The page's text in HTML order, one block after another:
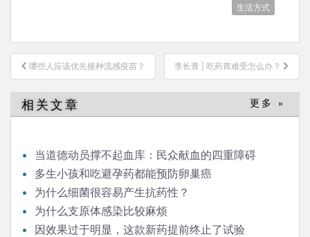
生活方式
文
章
导
航
哪些人应该优先接种流感疫苗？ 李长青 | 吃药胃难受怎么办？
相关文章 更多 »
当道德动员撑不起血库：民众献血的四重障碍
多生小孩和吃避孕药都能预防卵巢癌
为什么细菌很容易产生抗药性？
为什么支原体感染比较麻烦
因效果过于明显，这款新药提前终止了试验